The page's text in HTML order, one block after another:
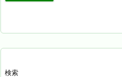
検索